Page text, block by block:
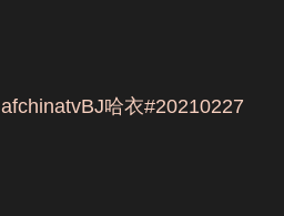
afchinatvBJ哈衣#20210227